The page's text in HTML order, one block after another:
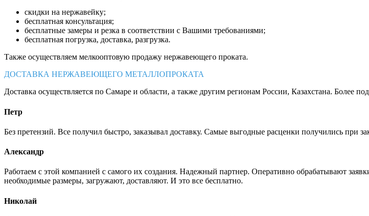
скидки на нержавейку;
бесплатная консультация;
бесплатные замеры и резка в соответствии с Вашими требованиями;
бесплатная погрузка, доставка, разгрузка.
Также осуществляем мелкооптовую продажу нержавеющего проката.
ДОСТАВКА НЕРЖАВЕЮЩЕГО МЕТАЛЛОПРОКАТА
Доставка осуществляется по Самаре и области, а также другим регионам России, Казахстана. Более
Петр
Без претензий. Все получил быстро, заказывал доставку. Самые выгодные расценки получились при
Александр
Работаем с этой компанией с самого их создания. Надежный партнер. Оперативно обрабатывают
необходимые размеры, загружают, доставляют. И это все бесплатно.
Николай